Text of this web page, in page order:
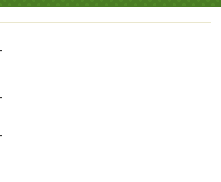
報をご提供しておりますので、ご
ご要望やご不明な点など、お気軽
保証等：加入要（ハウスリーブ
契約時保証委託料：２．２万／月
％）・維持費等：町内会費１，１
管理員の勤務形態：不在・新生活
せたいならこちらの「レジーナ
-
-
-